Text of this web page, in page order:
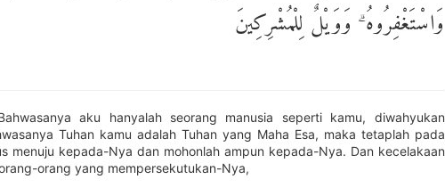
وَاسْتَغْفِرُوهُ ۗ وَوَيْلٌ لِلْمُشْرِكِينَ
aku hanyalah seorang manusia seperti kamu, diwahyukan
Tuhan kamu adalah Tuhan yang Maha Esa, maka tetaplah pada
menuju kepada-Nya dan mohonlah ampun kepada-Nya. Dan kecelakaan
orang yang mempersekutukan-Nya,